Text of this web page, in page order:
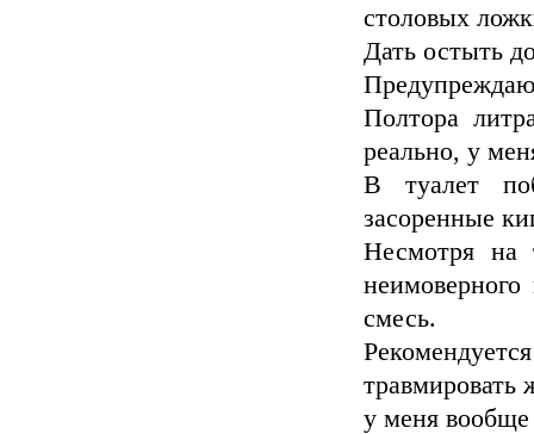
столовых
Дать остыть
Предупреждаю
Полтора
реально, у
В туалет
засоренные
Несмотря на
неимоверного
смесь.
у меня